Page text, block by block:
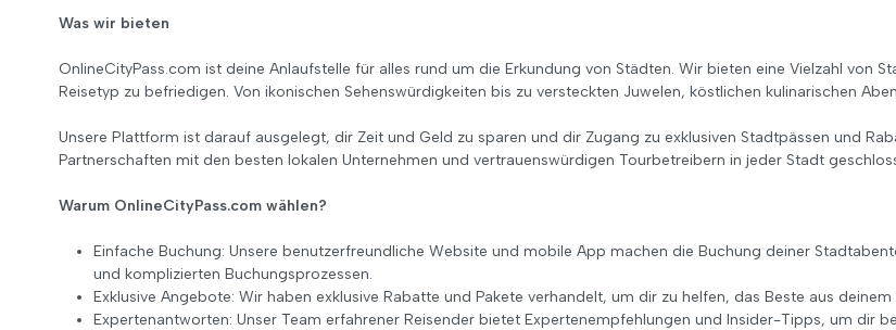
Was wir bieten
OnlineCityPass.com ist deine Anlaufstelle für alles rund um die Erkundung von Städten. Wir bieten eine Vielzahl von
Reisetyp zu befriedigen. Von ikonischen Sehenswürdigkeiten bis zu versteckten Juwelen, köstlichen kulinarischen
Unsere Plattform ist darauf ausgelegt, dir Zeit und Geld zu sparen und dir Zugang zu exklusiven Stadtpässen und
Partnerschaften mit den besten lokalen Unternehmen und vertrauenswürdigen Tourbetreibern in jeder Stadt
Warum OnlineCityPass.com wählen?
Einfache Buchung: Unsere benutzerfreundliche Website und mobile App machen die Buchung deiner
und komplizierten Buchungsprozessen.
Exklusive Angebote: Wir haben exklusive Rabatte und Pakete verhandelt, um dir zu helfen, das Beste aus
Expertenantworten: Unser Team erfahrener Reisender bietet Expertenempfehlungen und Insider-Tipps, um dir